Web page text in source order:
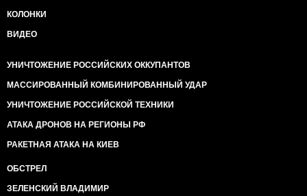
КОЛОНКИ
ВИДЕО
УНИЧТОЖЕНИЕ РОССИЙСКИХ ОККУПАНТОВ
МАССИРОВАННЫЙ КОМБИНИРОВАННЫЙ УДАР
УНИЧТОЖЕНИЕ РОССИЙСКОЙ ТЕХНИКИ
АТАКА ДРОНОВ НА РЕГИОНЫ РФ
РАКЕТНАЯ АТАКА НА КИЕВ
ОБСТРЕЛ
ЗЕЛЕНСКИЙ ВЛАДИМИР